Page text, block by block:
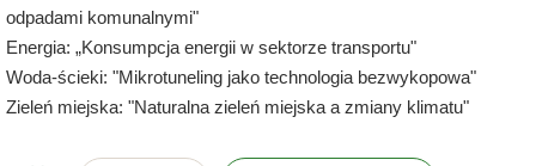
odpadami komunalnymi"
Energia: „Konsumpcja energii w sektorze transportu"
Woda-ścieki: "Mikrotuneling jako technologia bezwykopowa"
Zieleń miejska: "Naturalna zieleń miejska a zmiany klimatu"